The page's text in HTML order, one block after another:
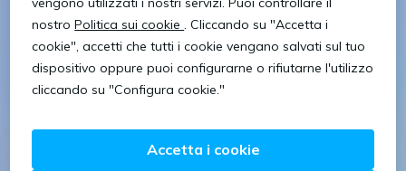
ADDETTO/A CUCINA
Parma
26/1/2024 Vedi offerta